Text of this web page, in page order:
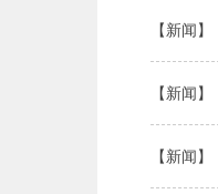
【新闻】
【新闻】
【新闻】